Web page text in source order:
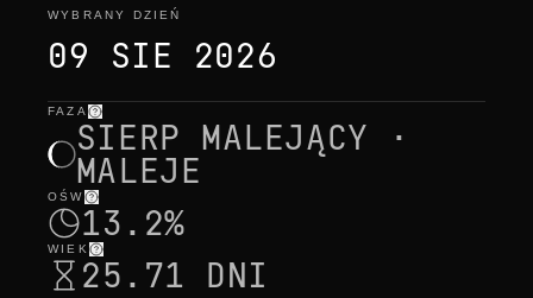
WYBRANY DZIEŃ
09 SIE 2026
wybrany dzień
FAZA
SIERP MALEJĄCY ·
MALEJE
OŚW
13.2%
WIEK
25.71 DNI